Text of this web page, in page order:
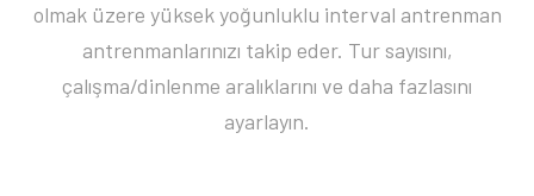
olmak üzere yüksek yoğunluklu interval antrenman
antrenmanlarınızı takip eder. Tur sayısını,
çalışma/dinlenme aralıklarını ve daha fazlasını
ayarlayın.